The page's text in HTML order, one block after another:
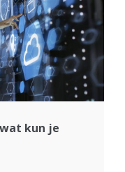
kun je